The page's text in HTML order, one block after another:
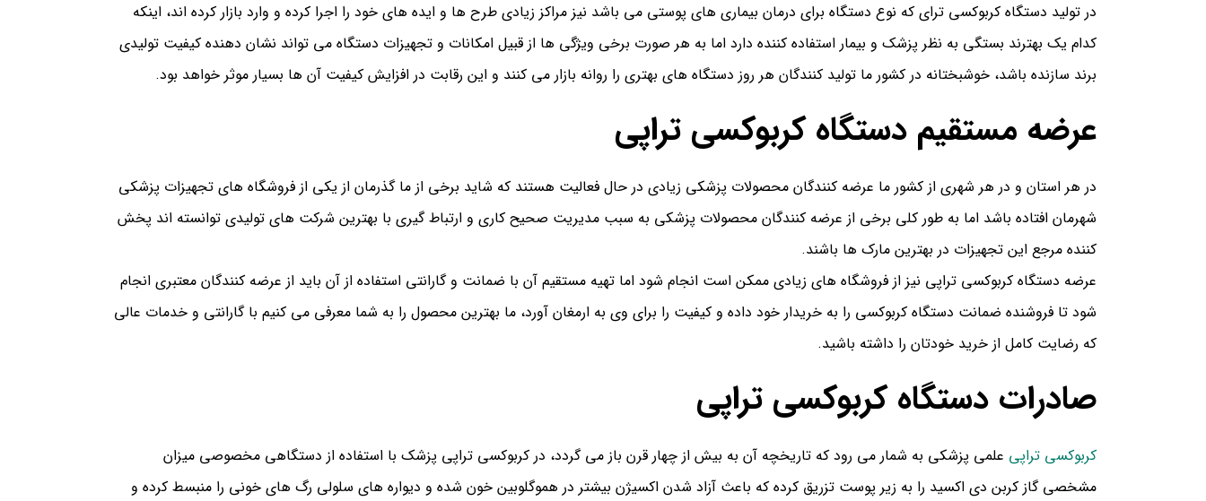
در تولید دستگاه کربوکسی ترای که نوع دستگاه برای درمان بیماری های پوستی می باشد نیز مراکز زیادی طرح ها و ایده های خود را اجرا کرده و وارد بازار کرده اند، اینکه
کدام یک بهترند بستگی به نظر پزشک و بیمار استفاده کننده دارد اما به هر صورت برخی ویژگی ها از قبیل امکانات و تجهیزات دستگاه می تواند نشان دهنده کیفیت تولیدی
برند سازنده باشد، خوشبختانه در کشور ما تولید کنندگان هر روز دستگاه های بهتری را روانه بازار می کنند و این رقابت در افزایش کیفیت آن ها بسیار موثر خواهد بود.
عرضه مستقیم دستگاه کربوکسی تراپی
در هر استان و در هر شهری از کشور ما عرضه کنندگان محصولات پزشکی زیادی در حال فعالیت هستند که شاید برخی از ما گذرمان از یکی از فروشگاه های تجهیزات پزشکی
شهرمان افتاده باشد اما به طور کلی برخی از عرضه کنندگان محصولات پزشکی به سبب مدیریت صحیح کاری و ارتباط گیری با بهترین شرکت های تولیدی توانسته اند پخش
کننده مرجع این تجهیزات در بهترین مارک ها باشند.
عرضه دستگاه کربوکسی تراپی نیز از فروشگاه های زیادی ممکن است انجام شود اما تهیه مستقیم آن با ضمانت و گارانتی استفاده از آن باید از عرضه کنندگان معتبری انجام
شود تا فروشنده ضمانت دستگاه کربوکسی را به خریدار خود داده و کیفیت را برای وی به ارمغان آورد، ما بهترین محصول را به شما معرفی می کنیم با گارانتی و خدمات عالی
که رضایت کامل از خرید خودتان را داشته باشید.
صادرات دستگاه کربوکسی تراپی
کربوکسی تراپی علمی پزشکی به شمار می رود که تاریخچه آن به بیش از چهار قرن باز می گردد، در کربوکسی تراپی پزشک با استفاده از دستگاهی مخصوصی میزان
مشخصی گاز کربن دی اکسید را به زیر پوست تزریق کرده که باعث آزاد شدن اکسیژن بیشتر در هموگلوبین خون شده و دیواره های سلولی رگ های خونی را منبسط کرده و